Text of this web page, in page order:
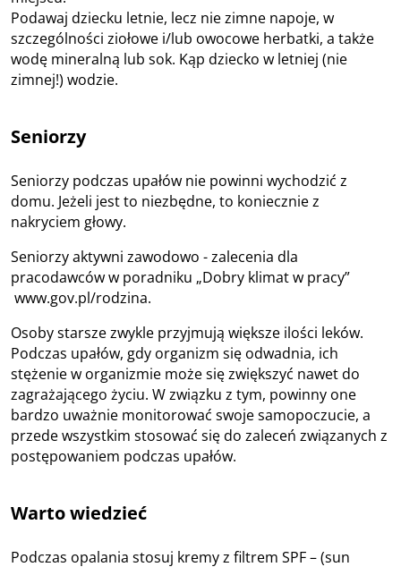
Podawaj dziecku letnie, lecz nie zimne napoje, w
szczególności ziołowe i/lub owocowe herbatki, a także
wodę mineralną lub sok. Kąp dziecko w letniej (nie
zimnej!) wodzie.
Seniorzy
Seniorzy podczas upałów nie powinni wychodzić z
domu. Jeżeli jest to niezbędne, to koniecznie z
nakryciem głowy.
Seniorzy aktywni zawodowo - zalecenia dla
pracodawców w poradniku „Dobry klimat w pracy”
www.gov.pl/rodzina.
Osoby starsze zwykle przyjmują większe ilości leków.
Podczas upałów, gdy organizm się odwadnia, ich
stężenie w organizmie może się zwiększyć nawet do
zagrażającego życiu. W związku z tym, powinny one
bardzo uważnie monitorować swoje samopoczucie, a
przede wszystkim stosować się do zaleceń związanych z
postępowaniem podczas upałów.
Warto wiedzieć
Podczas opalania stosuj kremy z filtrem SPF – (sun